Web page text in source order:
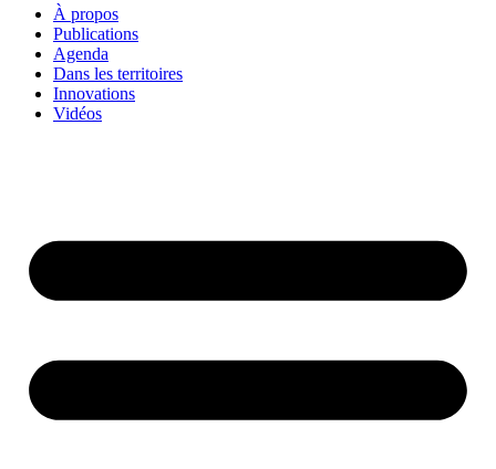
À propos
Publications
Agenda
Dans les territoires
Innovations
Vidéos